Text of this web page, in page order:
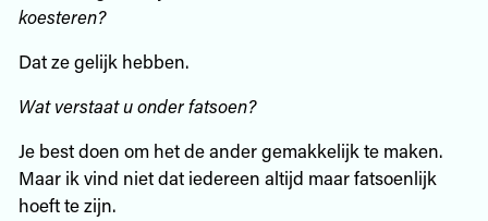
koesteren?
Dat ze gelijk hebben.
Wat verstaat u onder fatsoen?
Je best doen om het de ander gemakkelijk te maken.
Maar ik vind niet dat iedereen altijd maar fatsoenlijk
hoeft te zijn.